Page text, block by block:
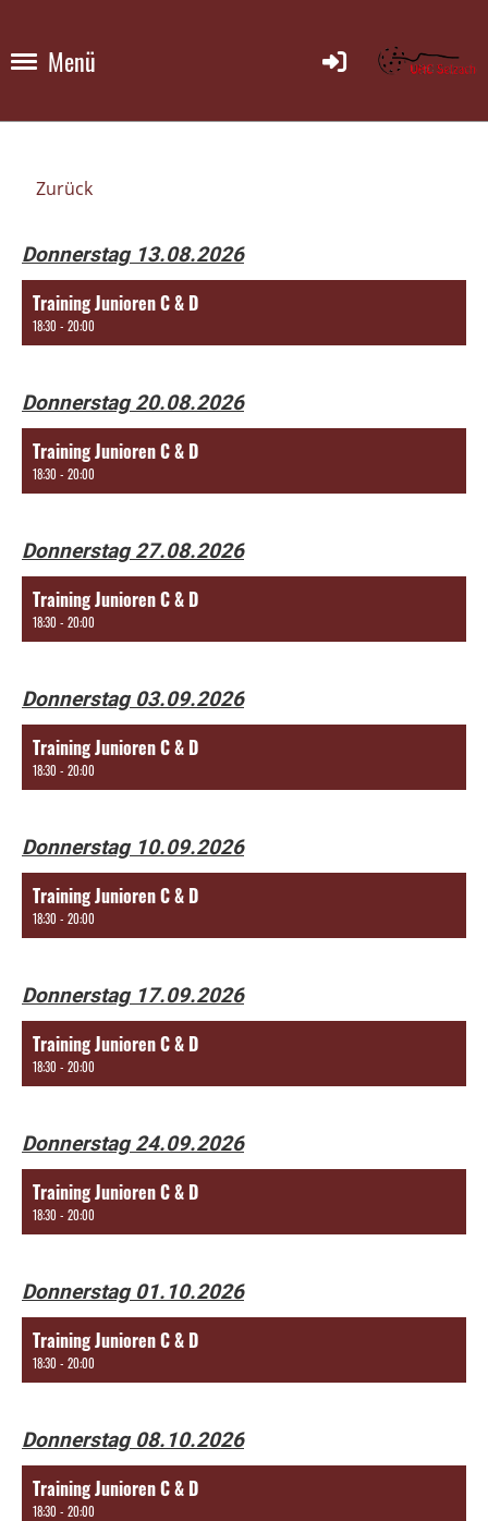
Menü
Zurück
Donnerstag 13.08.2026
Training Junioren C & D
18:30 - 20:00
Donnerstag 20.08.2026
Training Junioren C & D
18:30 - 20:00
Donnerstag 27.08.2026
Training Junioren C & D
18:30 - 20:00
Donnerstag 03.09.2026
Training Junioren C & D
18:30 - 20:00
Donnerstag 10.09.2026
Training Junioren C & D
18:30 - 20:00
Donnerstag 17.09.2026
Training Junioren C & D
18:30 - 20:00
Donnerstag 24.09.2026
Training Junioren C & D
18:30 - 20:00
Donnerstag 01.10.2026
Training Junioren C & D
18:30 - 20:00
Donnerstag 08.10.2026
Training Junioren C & D
18:30 - 20:00